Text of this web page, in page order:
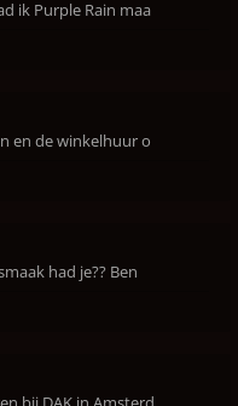
ik Purple Rain maa
en de winkelhuur o
had je?? Ben